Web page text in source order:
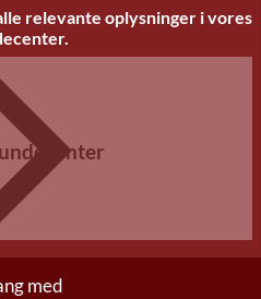
relevante oplysninger i vores
med